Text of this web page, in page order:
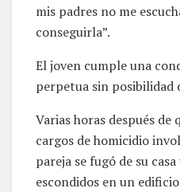
mis padres no me
conseguirla”.
El joven cumple una
perpetua sin posibilidad
Varias horas después
cargos de homicidio
pareja se fugó de su
escondidos en un